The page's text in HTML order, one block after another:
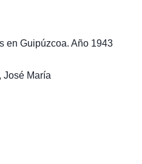
en Guipúzcoa. Año 1943
José María